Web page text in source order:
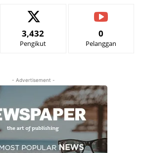
3,432
Pengikut
0
Pelanggan
- Advertisement -